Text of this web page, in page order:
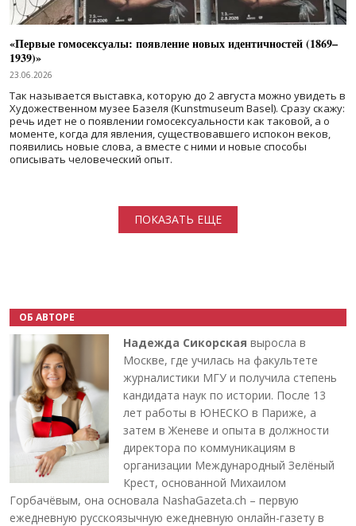
«Первые гомосексуалы: появление новых идентичностей (1869–
1939)»
23.06.2026
Так называется выставка, которую до 2 августа можно увидеть в
Художественном музее Базеля (Kunstmuseum Basel). Сразу скажу:
речь идет не о появлении гомосексуальности как таковой, а о
моменте, когда для явления, существовавшего испокон веков,
появились новые слова, а вместе с ними и новые способы
описывать человеческий опыт.
ПОКАЗАТЬ ЕЩЕ
ОБ АВТОРЕ
Надежда Сикорская выросла в
Москве, где училась на факультете
журналистики МГУ и получила степень
кандидата наук по истории. После 13
лет работы в ЮНЕСКО в Париже, а
затем в Женеве и опыта в должности
директора по коммуникациям в
организации Международный Зелёный
Крест, основанной Михаилом
Горбачёвым, она основала NashaGazeta.ch – первую
ежедневную русскоязычную ежедневную онлайн-газету в